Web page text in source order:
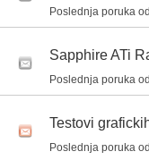
Poslednja poruka od
Sapphire ATi
Poslednja poruka od
Testovi
Poslednja poruka od